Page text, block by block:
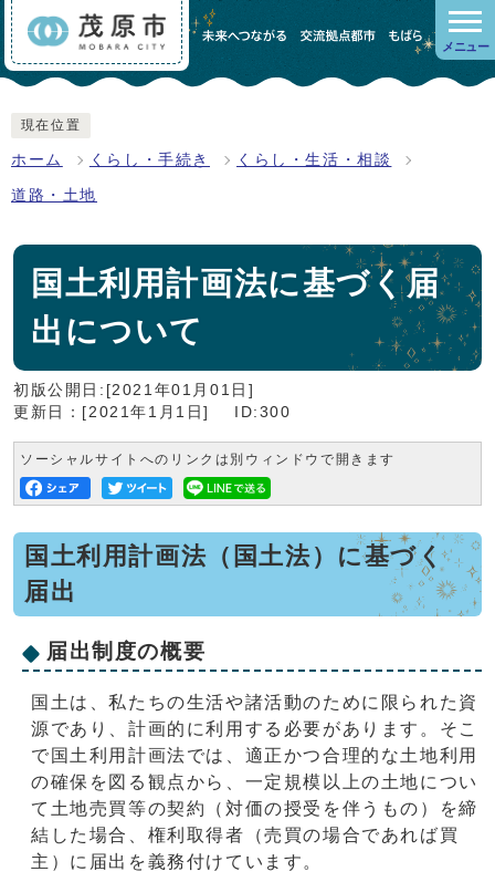
メニュー
現在位置
ホーム くらし・手続き くらし・生活・相談
道路・土地
国土利用計画法に基づく届
出について
初版公開日:[2021年01月01日]
更新日：[2021年1月1日]
ID:300
ソーシャルサイトへのリンクは別ウィンドウで開きます
国土利用計画法（国土法）に基づく
届出
届出制度の概要
国土は、私たちの生活や諸活動のために限られた資
源であり、計画的に利用する必要があります。そこ
で国土利用計画法では、適正かつ合理的な土地利用
の確保を図る観点から、一定規模以上の土地につい
て土地売買等の契約（対価の授受を伴うもの）を締
結した場合、権利取得者（売買の場合であれば買
主）に届出を義務付けています。